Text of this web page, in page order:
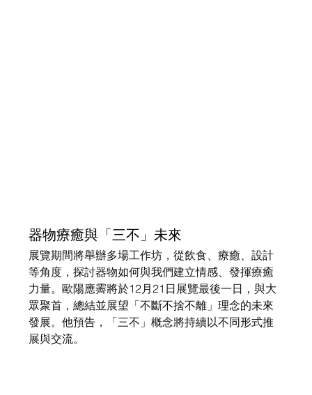
器物療癒與「三不」未來
展覽期間將舉辦多場工作坊，從飲食、療癒、設計
等角度，探討器物如何與我們建立情感、發揮療癒
力量。歐陽應霽將於12月21日展覽最後一日，與大
眾聚首，總結並展望「不斷不捨不離」理念的未來
發展。他預告，「三不」概念將持續以不同形式推
展與交流。